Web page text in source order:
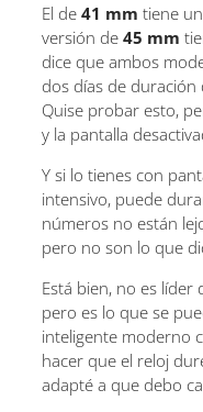
El de 41 mm tiene
versión de 45 mm
dice que ambos
dos días de duración
Quise probar esto,
y la pantalla
Y si lo tienes con
intensivo, puede
números no están
pero no son lo que
Está bien, no es líder
pero es lo que se
inteligente moderno
hacer que el reloj
adapté a que debo